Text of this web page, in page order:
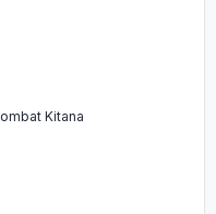
Kitana